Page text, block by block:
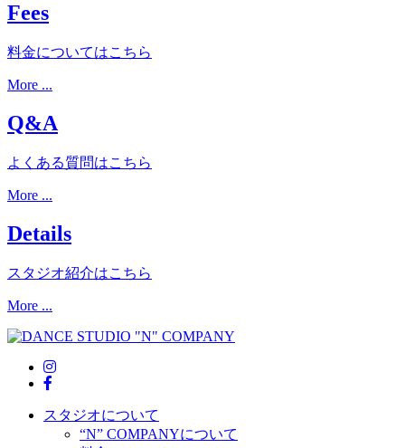
Fees
料金についてはこちら
More ...
Q&A
よくある質問はこちら
More ...
Details
スタジオ紹介はこちら
More ...
スタジオについて
“N” COMPANYについて